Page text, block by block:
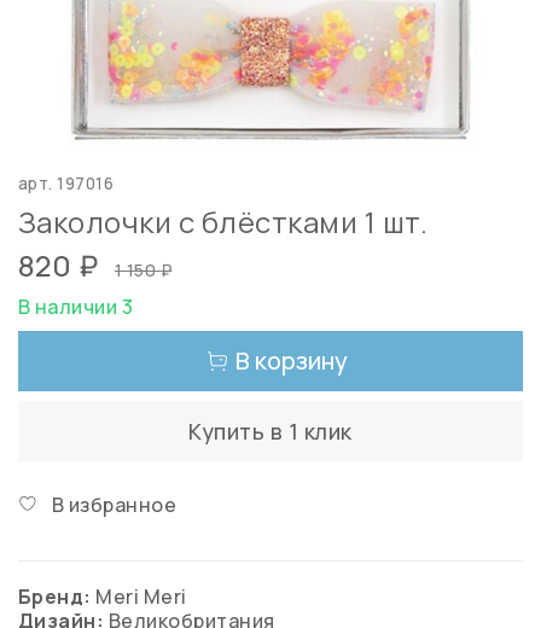
арт.197016
Заколочки с блёстками 1 шт.
820 ₽
1 150 ₽
В наличии 3
В корзину
Купить в 1 клик
В избранное
Бренд: Meri Meri
Дизайн: Великобритания